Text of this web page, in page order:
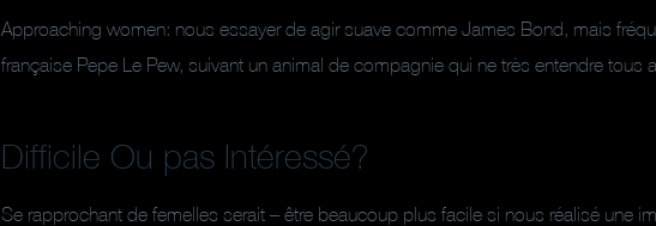
Approaching women: nous essayer de agir suave comme James Bond, mais
française Pepe Le Pew, suivant un animal de compagnie qui ne très entendre tous
Difficile Ou pas Intéressé?
Se rapprochant de femelles serait – être beaucoup plus facile si nous réalisé une